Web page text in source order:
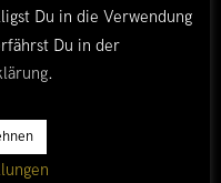
(VVK nur
)
Du in die Verwendung
Du in der
.